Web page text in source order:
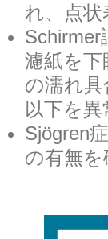
れ、点
濾紙を
の濡れ
以下を
Sjögren
の有無